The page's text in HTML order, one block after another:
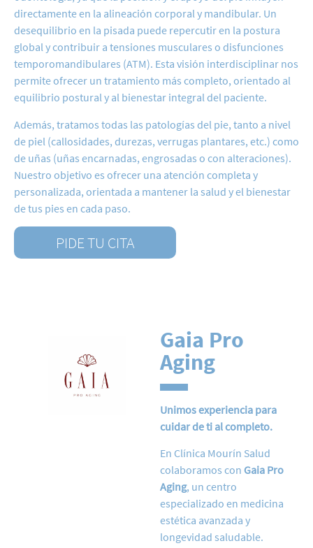
directamente en la alineación corporal y mandibular. Un
desequilibrio en la pisada puede repercutir en la postura
global y contribuir a tensiones musculares o disfunciones
temporomandibulares (ATM). Esta visión interdisciplinar nos
permite ofrecer un tratamiento más completo, orientado al
equilibrio postural y al bienestar integral del paciente.
Además, tratamos todas las patologías del pie, tanto a nivel
de piel (callosidades, durezas, verrugas plantares, etc.) como
de uñas (uñas encarnadas, engrosadas o con alteraciones).
Nuestro objetivo es ofrecer una atención completa y
personalizada, orientada a mantener la salud y el bienestar
de tus pies en cada paso.
PIDE TU CITA
Gaia Pro
Aging
Unimos experiencia para
cuidar de ti al completo.
En Clínica Mourín Salud
colaboramos conGaia Pro
Aging, un centro
especializado en medicina
estética avanzada y
longevidad saludable.